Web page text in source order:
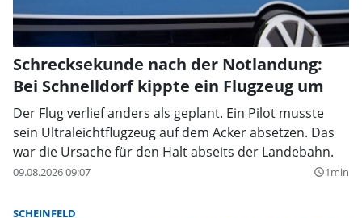
Schrecksekunde nach der Notlandung:
Bei Schnelldorf kippte ein Flugzeug um
Der Flug verlief anders als geplant. Ein Pilot musste
sein Ultraleichtflugzeug auf dem Acker absetzen. Das
war die Ursache für den Halt abseits der Landebahn.
09.08.2026 09:07 query_builder1min
SCHEINFELD